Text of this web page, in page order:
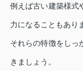
例えば古い建築様式
力になることもあり
それらの特徴をしっ
きましょう。